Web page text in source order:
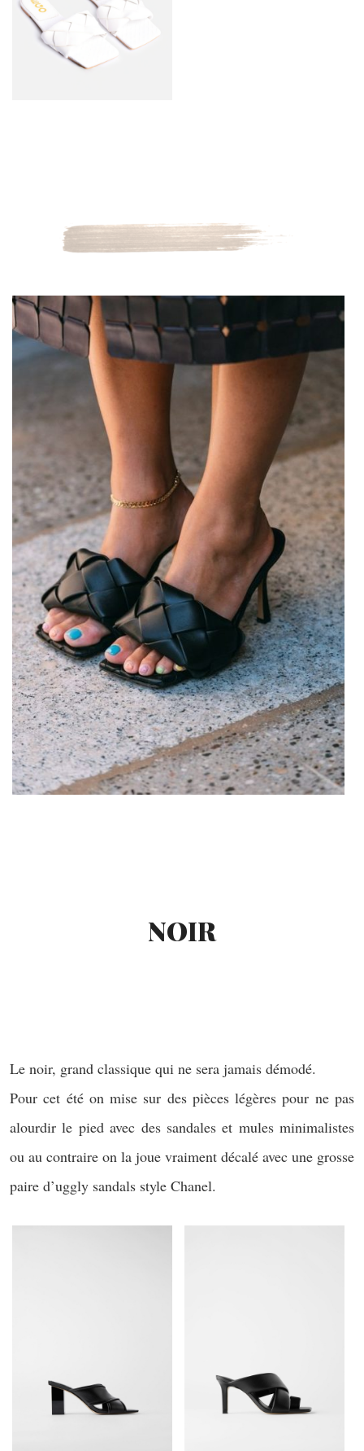
NOIR
Le noir, grand classique qui ne sera jamais démodé.
Pour cet été on mise sur des pièces légères pour ne pas
alourdir le pied avec des sandales et mules minimalistes
ou au contraire on la joue vraiment décalé avec une grosse
paire d’uggly sandals style Chanel.